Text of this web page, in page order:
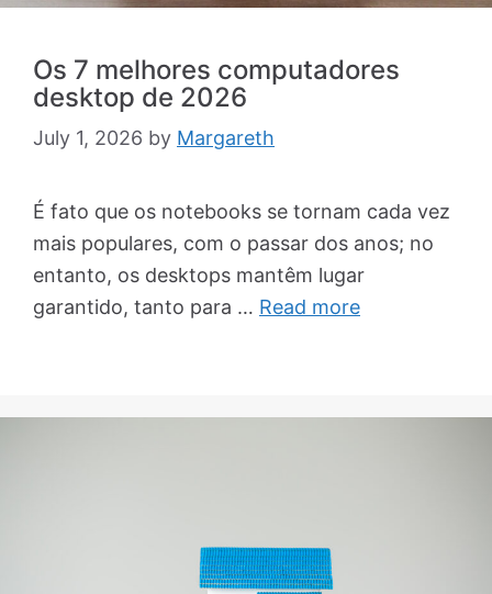
Os 7 melhores computadores
desktop de 2026
July 1, 2026 by Margareth
É fato que os notebooks se tornam cada vez
mais populares, com o passar dos anos; no
entanto, os desktops mantêm lugar
garantido, tanto para … Read more